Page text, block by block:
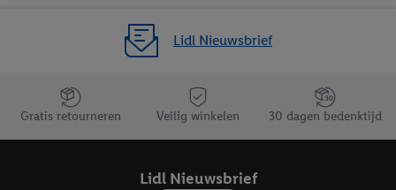
Lidl Nieuwsbrief
Jouw voordelen bij ons als Lidl webshop klant
Gratis retourneren Veilig winkelen 30 dagen bedenktijd
Lidl Nieuwsbrief